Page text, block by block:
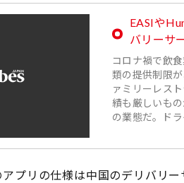
EASIや
バリーサ
コロナ禍で飲
類の提供制限
ァミリーレス
績も厳しいも
の業態だ。ド
プリの仕様は中国のデリバリ